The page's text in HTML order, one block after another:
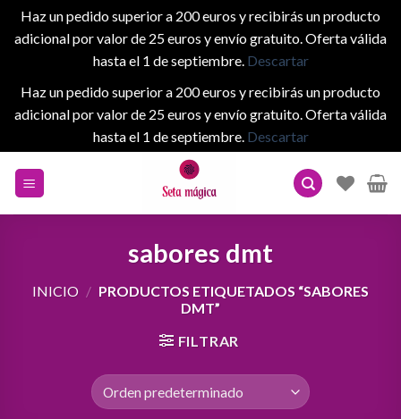
Haz un pedido superior a 200 euros y recibirás un producto
adicional por valor de 25 euros y envío gratuito. Oferta válida
hasta el 1 de septiembre. Descartar
Haz un pedido superior a 200 euros y recibirás un producto
adicional por valor de 25 euros y envío gratuito. Oferta válida
hasta el 1 de septiembre. Descartar
sabores dmt
INICIO / PRODUCTOS ETIQUETADOS “SABORES
DMT”
FILTRAR